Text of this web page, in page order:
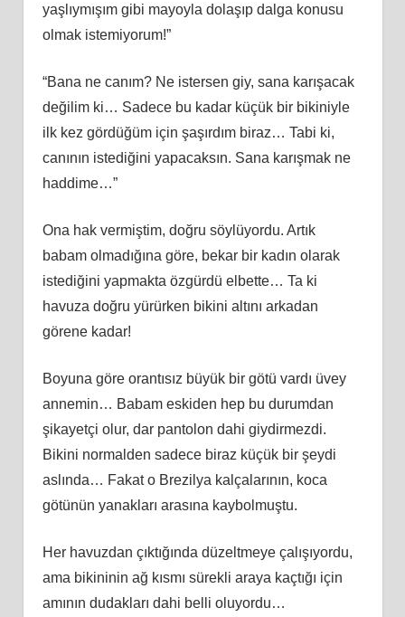
yaşlıymışım gibi mayoyla dolaşıp dalga konusu
olmak istemiyorum!”
“Bana ne canım? Ne istersen giy, sana karışacak
değilim ki… Sadece bu kadar küçük bir bikiniyle
ilk kez gördüğüm için şaşırdım biraz… Tabi ki,
canının istediğini yapacaksın. Sana karışmak ne
haddime…”
Ona hak vermiştim, doğru söylüyordu. Artık
babam olmadığına göre, bekar bir kadın olarak
istediğini yapmakta özgürdü elbette… Ta ki
havuza doğru yürürken bikini altını arkadan
görene kadar!
Boyuna göre orantısız büyük bir götü vardı üvey
annemin… Babam eskiden hep bu durumdan
şikayetçi olur, dar pantolon dahi giydirmezdi.
Bikini normalden sadece biraz küçük bir şeydi
aslında… Fakat o Brezilya kalçalarının, koca
götünün yanakları arasına kaybolmuştu.
Her havuzdan çıktığında düzeltmeye çalışıyordu,
ama bikininin ağ kısmı sürekli araya kaçtığı için
amının dudakları dahi belli oluyordu…